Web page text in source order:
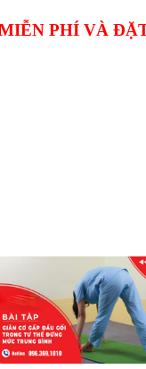
MIỄN PHÍ VÀ